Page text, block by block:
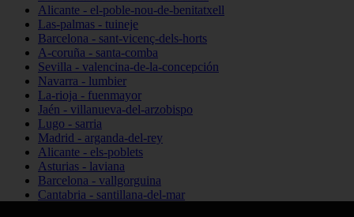
Alicante - el-poble-nou-de-benitatxell
Las-palmas - tuineje
Barcelona - sant-vicenç-dels-horts
A-coruña - santa-comba
Sevilla - valencina-de-la-concepción
Navarra - lumbier
La-rioja - fuenmayor
Jaén - villanueva-del-arzobispo
Lugo - sarria
Madrid - arganda-del-rey
Alicante - els-poblets
Asturias - laviana
Barcelona - vallgorguina
Cantabria - santillana-del-mar